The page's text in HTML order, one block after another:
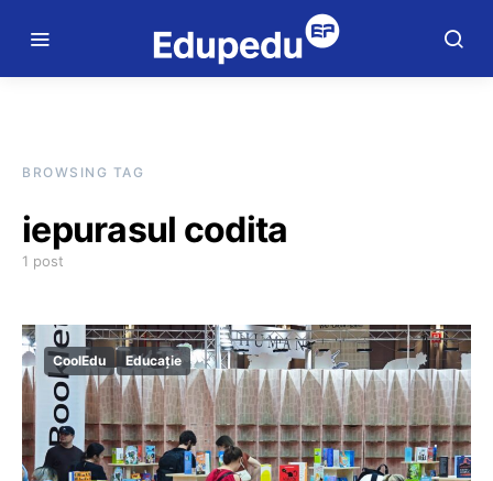
BROWSING TAG
iepurasul codita
1 post
CoolEdu Educație